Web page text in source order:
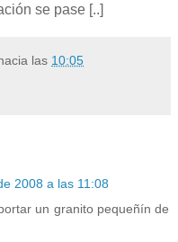
se pase [..]
las 10:05
2008 a las 11:08
un granito pequeñín de